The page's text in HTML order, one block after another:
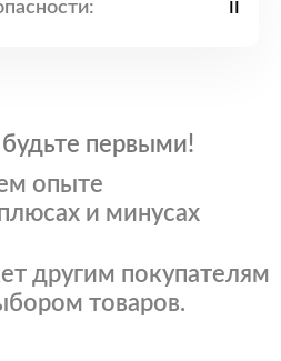
первыми!
опыте
и минусах
другим покупателям
товаров.